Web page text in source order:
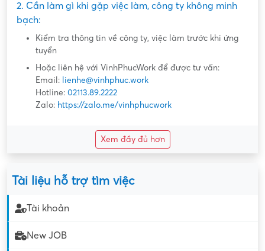
2. Cần làm gì khi gặp việc làm, công ty không minh
bạch:
Kiểm tra thông tin về công ty, việc làm trước khi ứng
tuyển
Hoặc liên hệ với VinhPhucWork để được tư vấn:
Email: lienhe@vinhphuc.work
Hotline: 02113.89.2222
Zalo: https://zalo.me/vinhphucwork
Xem đầy đủ hơn
Tài liệu hỗ trợ tìm việc
Tài khoản
New JOB